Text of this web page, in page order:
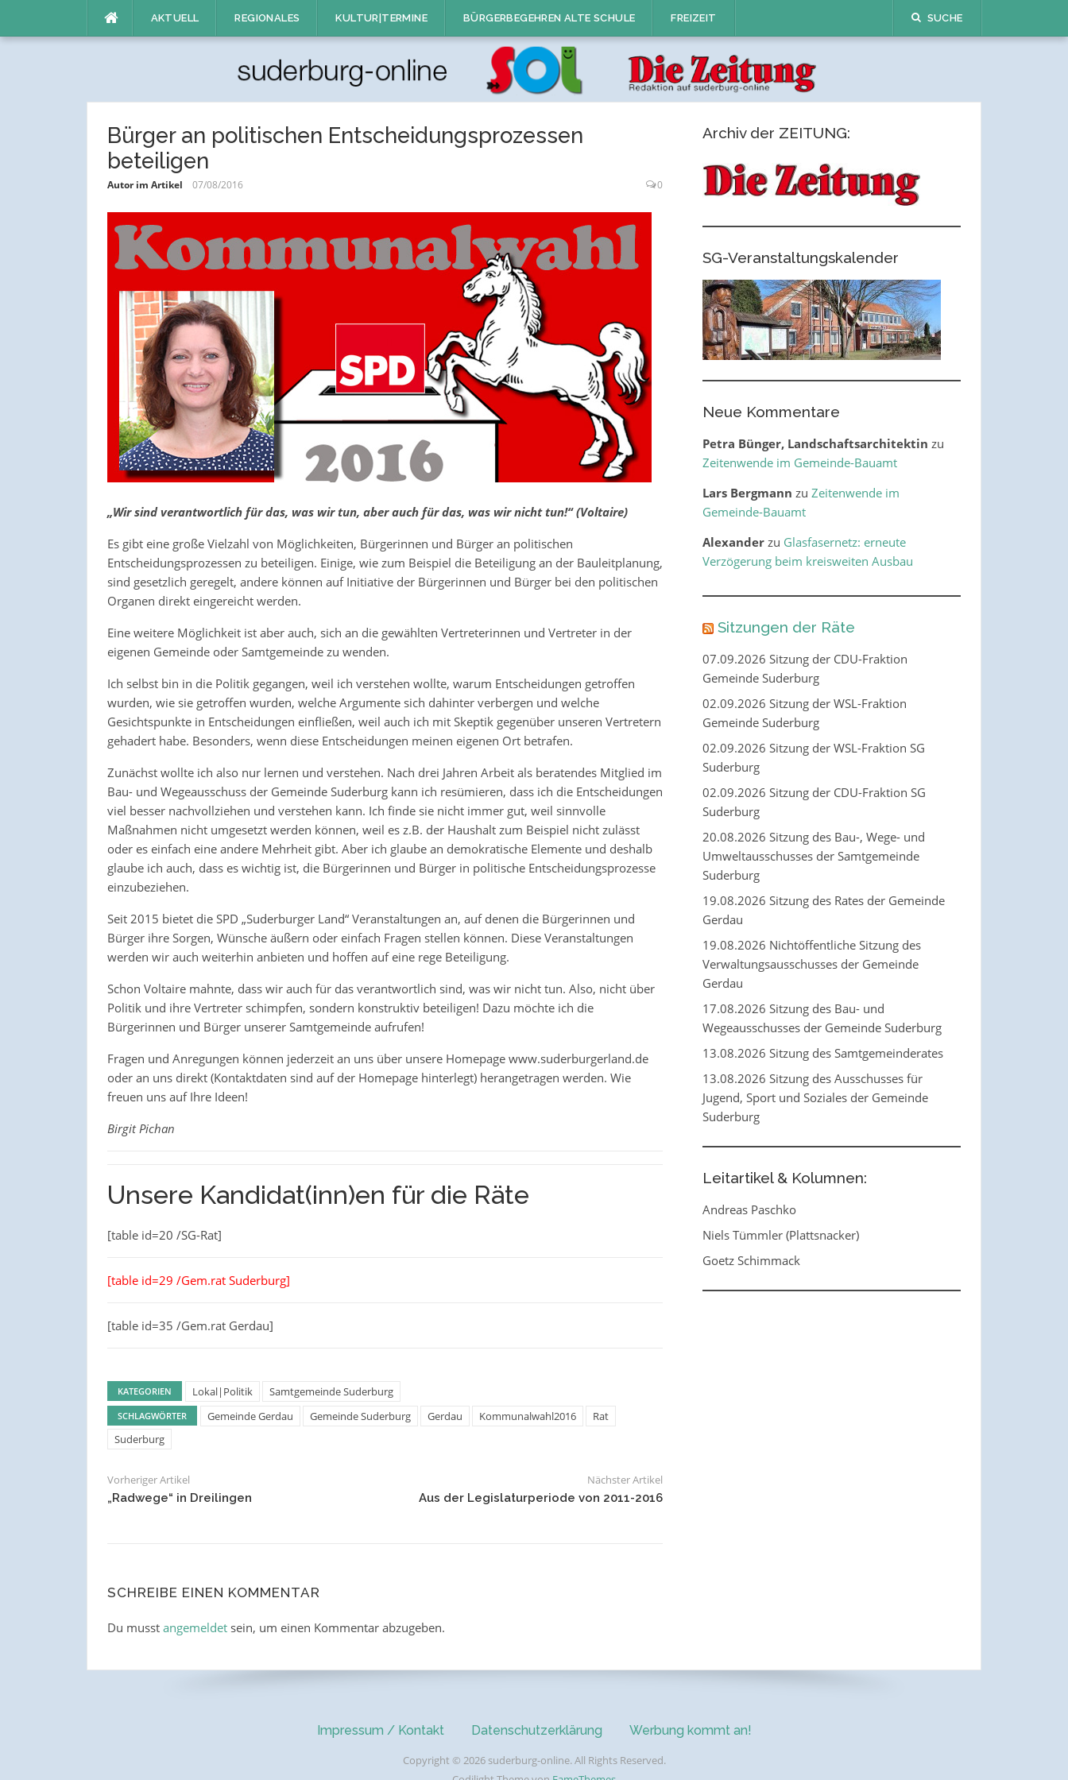
AKTUELL REGIONALES KULTUR|TERMINE BÜRGERBEGEHREN ALTE SCHULE FREIZEIT SUCHE
Bürger an politischen Entscheidungsprozessen
beteiligen
Autor im Artikel 07/08/2016 0
„Wir sind verantwortlich für das, was wir tun, aber auch für das, was wir nicht tun!“ (Voltaire)
Es gibt eine große Vielzahl von Möglichkeiten, Bürgerinnen und Bürger an politischen
Entscheidungsprozessen zu beteiligen. Einige, wie zum Beispiel die Beteiligung an der Bauleitplanung,
sind gesetzlich geregelt, andere können auf Initiative der Bürgerinnen und Bürger bei den politischen
Organen direkt eingereicht werden.
Eine weitere Möglichkeit ist aber auch, sich an die gewählten Vertreterinnen und Vertreter in der
eigenen Gemeinde oder Samtgemeinde zu wenden.
Ich selbst bin in die Politik gegangen, weil ich verstehen wollte, warum Entscheidungen getroffen
wurden, wie sie getroffen wurden, welche Argumente sich dahinter verbergen und welche
Gesichtspunkte in Entscheidungen einfließen, weil auch ich mit Skeptik gegenüber unseren Vertretern
gehadert habe. Besonders, wenn diese Entscheidungen meinen eigenen Ort betrafen.
Zunächst wollte ich also nur lernen und verstehen. Nach drei Jahren Arbeit als beratendes Mitglied im
Bau- und Wegeausschuss der Gemeinde Suderburg kann ich resümieren, dass ich die Entscheidungen
viel besser nachvollziehen und verstehen kann. Ich finde sie nicht immer gut, weil sinnvolle
Maßnahmen nicht umgesetzt werden können, weil es z.B. der Haushalt zum Beispiel nicht zulässt
oder es einfach eine andere Mehrheit gibt. Aber ich glaube an demokratische Elemente und deshalb
glaube ich auch, dass es wichtig ist, die Bürgerinnen und Bürger in politische Entscheidungsprozesse
einzubeziehen.
Seit 2015 bietet die SPD „Suderburger Land“ Veranstaltungen an, auf denen die Bürgerinnen und
Bürger ihre Sorgen, Wünsche äußern oder einfach Fragen stellen können. Diese Veranstaltungen
werden wir auch weiterhin anbieten und hoffen auf eine rege Beteiligung.
Schon Voltaire mahnte, dass wir auch für das verantwortlich sind, was wir nicht tun. Also, nicht über
Politik und ihre Vertreter schimpfen, sondern konstruktiv beteiligen! Dazu möchte ich die
Bürgerinnen und Bürger unserer Samtgemeinde aufrufen!
Fragen und Anregungen können jederzeit an uns über unsere Homepage www.suderburgerland.de
oder an uns direkt (Kontaktdaten sind auf der Homepage hinterlegt) herangetragen werden. Wie
freuen uns auf Ihre Ideen!
Birgit Pichan
Unsere Kandidat(inn)en für die Räte
[table id=20 /SG-Rat]
[table id=29 /Gem.rat Suderburg]
[table id=35 /Gem.rat Gerdau]
KATEGORIEN Lokal|Politik Samtgemeinde Suderburg
SCHLAGWÖRTER Gemeinde Gerdau Gemeinde Suderburg Gerdau Kommunalwahl2016
Rat
Suderburg
Vorheriger Artikel
„Radwege“ in Dreilingen
Nächster Artikel
Aus der Legislaturperiode von 2011-2016
SCHREIBE EINEN KOMMENTAR
Du musst angemeldetsein, um einen Kommentar abzugeben.
Archiv der ZEITUNG:
SG-Veranstaltungskalender
Neue Kommentare
Petra Bünger, Landschaftsarchitektin zu
Zeitenwende im Gemeinde-Bauamt
Lars Bergmann zu Zeitenwende im
Gemeinde-Bauamt
Alexanderzu Glasfasernetz: erneute
Verzögerung beim kreisweiten Ausbau
Sitzungen der Räte
07.09.2026 Sitzung der CDU-Fraktion
Gemeinde Suderburg
02.09.2026 Sitzung der WSL-Fraktion
Gemeinde Suderburg
02.09.2026 Sitzung der WSL-Fraktion SG
Suderburg
02.09.2026 Sitzung der CDU-Fraktion SG
Suderburg
20.08.2026 Sitzung des Bau-, Wege- und
Umweltausschusses der Samtgemeinde
Suderburg
19.08.2026 Sitzung des Rates der Gemeinde
Gerdau
19.08.2026 Nichtöffentliche Sitzung des
Verwaltungsausschusses der Gemeinde
Gerdau
17.08.2026 Sitzung des Bau- und
Wegeausschusses der Gemeinde Suderburg
13.08.2026 Sitzung des Samtgemeinderates
13.08.2026 Sitzung des Ausschusses für
Jugend, Sport und Soziales der Gemeinde
Suderburg
Leitartikel & Kolumnen:
Andreas Paschko
Niels Tümmler (Plattsnacker)
Goetz Schimmack
Impressum / Kontakt Datenschutzerklärung Werbung kommt an!
Copyright © 2026 suderburg-online. All Rights Reserved.